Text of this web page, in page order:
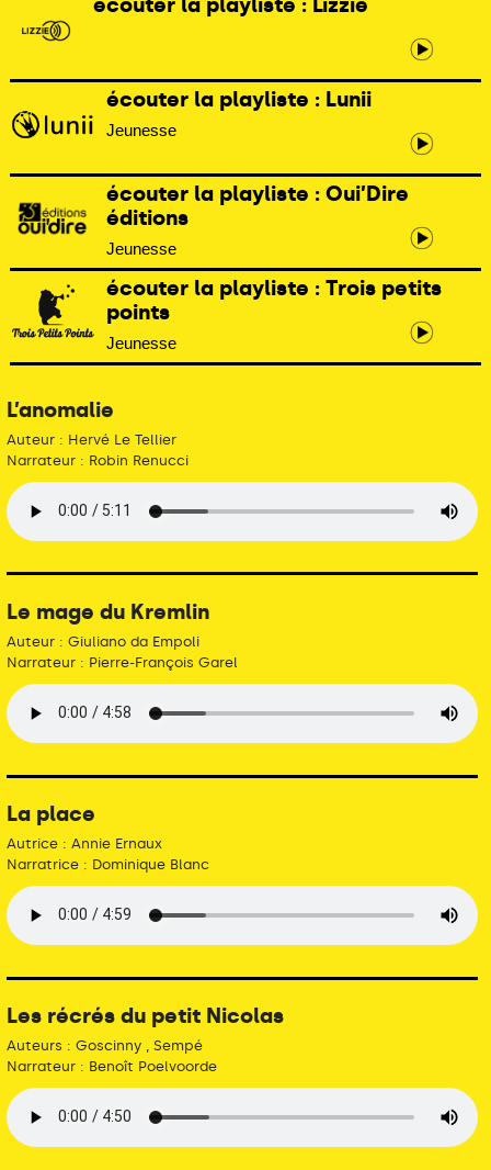
écouter la playliste : Lizzie
écouter la playliste : Lunii
Jeunesse
écouter la playliste : Oui’Dire
éditions
Jeunesse
écouter la playliste : Trois petits
points
Jeunesse
L’anomalie
Auteur : Hervé Le Tellier
Narrateur : Robin Renucci
Le mage du Kremlin
Auteur : Giuliano da Empoli
Narrateur : Pierre-François Garel
La place
Autrice : Annie Ernaux
Narratrice : Dominique Blanc
Les récrés du petit Nicolas
Auteurs : Goscinny , Sempé
Narrateur : Benoît Poelvoorde